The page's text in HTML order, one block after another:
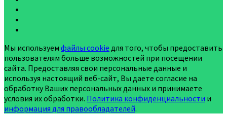
Мы используем файлы cookie для того, чтобы предоставить
пользователям больше возможностей при посещении
сайта. Предоставляя свои персональные данные и
используя настоящий веб-сайт, Вы даете согласие на
обработку Ваших персональных данных и принимаете
условия их обработки. Политика конфиденциальности и
информация для правообладателей.